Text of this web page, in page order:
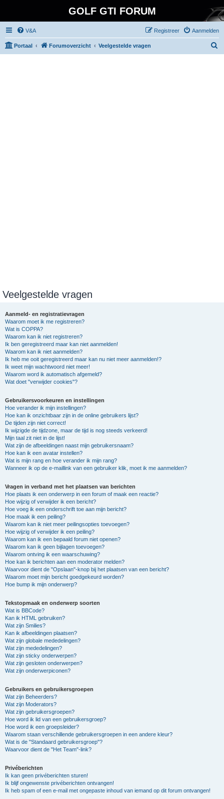
GOLF GTI FORUM
V&A Aanmelden
Registreer
Portaal Forumoverzicht Veelgestelde vragen
Veelgestelde vragen
Aanmeld- en registratievragen
Waarom moet ik me registreren?
Wat is COPPA?
Waarom kan ik niet registreren?
Ik ben geregistreerd maar kan niet aanmelden!
Waarom kan ik niet aanmelden?
Ik heb me ooit geregistreerd maar kan nu niet meer aanmelden!?
Ik weet mijn wachtwoord niet meer!
Waarom word ik automatisch afgemeld?
Wat doet "verwijder cookies"?
Gebruikersvoorkeuren en instellingen
Hoe verander ik mijn instellingen?
Hoe kan ik onzichtbaar zijn in de online gebruikers lijst?
De tijden zijn niet correct!
Ik wijzigde de tijdzone, maar de tijd is nog steeds verkeerd!
Mijn taal zit niet in de lijst!
Wat zijn de afbeeldingen naast mijn gebruikersnaam?
Hoe kan ik een avatar instellen?
Wat is mijn rang en hoe verander ik mijn rang?
Wanneer ik op de e-maillink van een gebruiker klik, moet ik me aanmelden?
Vragen in verband met het plaatsen van berichten
Hoe plaats ik een onderwerp in een forum of maak een reactie?
Hoe wijzig of verwijder ik een bericht?
Hoe voeg ik een onderschrift toe aan mijn bericht?
Hoe maak ik een peiling?
Waarom kan ik niet meer peilingsopties toevoegen?
Hoe wijzig of verwijder ik een peiling?
Waarom kan ik een bepaald forum niet openen?
Waarom kan ik geen bijlagen toevoegen?
Waarom ontving ik een waarschuwing?
Hoe kan ik berichten aan een moderator melden?
Waarvoor dient de "Opslaan"-knop bij het plaatsen van een bericht?
Waarom moet mijn bericht goedgekeurd worden?
Hoe bump ik mijn onderwerp?
Tekstopmaak en onderwerp soorten
Wat is BBCode?
Kan ik HTML gebruiken?
Wat zijn Smilies?
Kan ik afbeeldingen plaatsen?
Wat zijn globale mededelingen?
Wat zijn mededelingen?
Wat zijn sticky onderwerpen?
Wat zijn gesloten onderwerpen?
Wat zijn onderwerpiconen?
Gebruikers en gebruikersgroepen
Wat zijn Beheerders?
Wat zijn Moderators?
Wat zijn gebruikersgroepen?
Hoe word ik lid van een gebruikersgroep?
Hoe word ik een groepsleider?
Waarom staan verschillende gebruikersgroepen in een andere kleur?
Wat is de "Standaard gebruikersgroep"?
Waarvoor dient de "Het Team"-link?
Privéberichten
Ik kan geen privéberichten sturen!
Ik blijf ongewenste privéberichten ontvangen!
Ik heb spam of een e-mail met ongepaste inhoud van iemand op dit forum ontvangen!